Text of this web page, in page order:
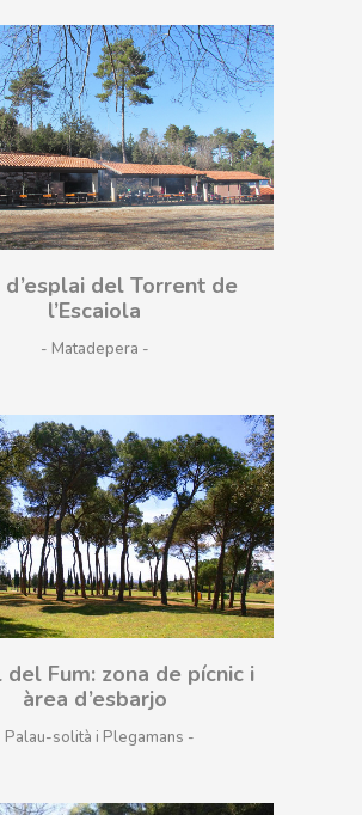
del Torrent de
l’Escaiola
- Matadepera
del Fum: zona de pícnic i
àrea d’esbarjo
Palau-solità i Plegamans